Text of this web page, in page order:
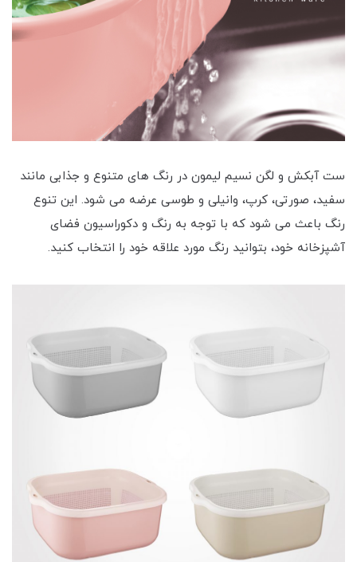
ست آبکش و لگن نسیم لیمون در رنگ های متنوع و جذابی مانند
سفید، صورتی، کرپ، وانیلی و طوسی عرضه می شود. این تنوع
رنگ باعث می شود که با توجه به رنگ و دکوراسیون فضای
آشپزخانه خود، بتوانید رنگ مورد علاقه خود را انتخاب کنید.